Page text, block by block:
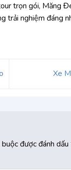
trọn gói, Măng
trải nghiệm đáng
Xe
được đánh dấu